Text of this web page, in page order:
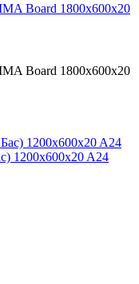
Board 1800x600x20
Board 1800x600x20
1200x600x20 A24